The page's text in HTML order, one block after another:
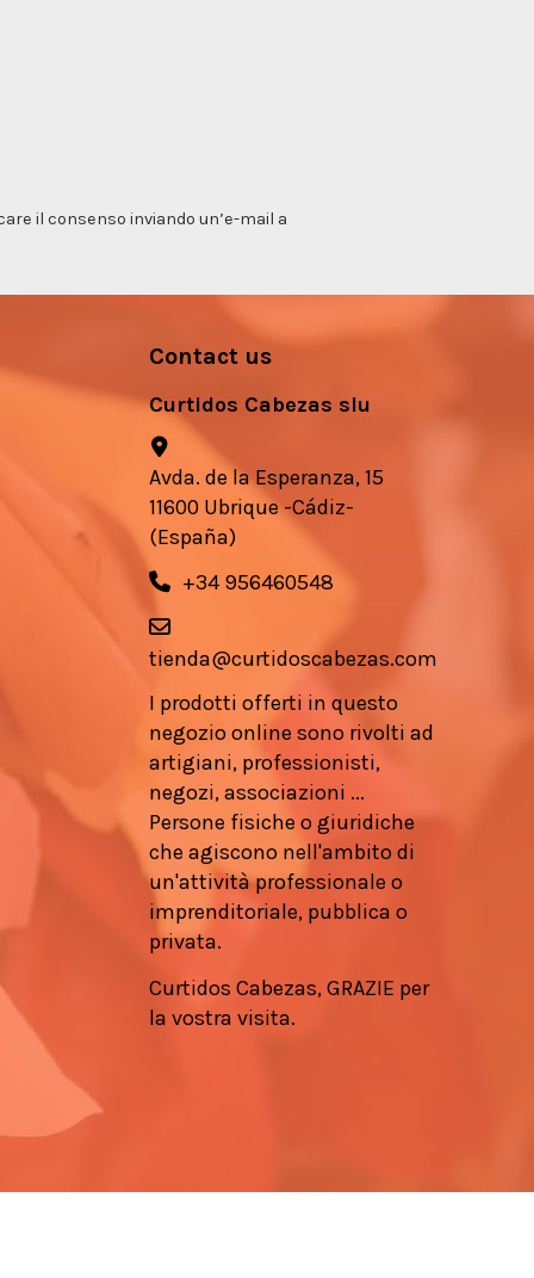
il consenso inviando un’e-mail a
Contact us
Curtidos Cabezas slu
Avda. de la Esperanza, 15
11600 Ubrique -Cádiz-
(España)
+34 956460548
tienda@curtidoscabezas.com
I prodotti offerti in questo
negozio online sono rivolti ad
artigiani, professionisti,
negozi, associazioni ...
Persone fisiche o giuridiche
che agiscono nell'ambito di
un'attività professionale o
imprenditoriale, pubblica o
privata.
Curtidos Cabezas, GRAZIE per
la vostra visita.